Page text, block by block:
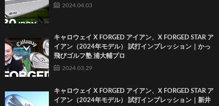
2024.04.03
キャロウェイ X FORGED アイアン、X FORGED STAR ア
イアン（2024年モデル） 試打インプレッション｜かっ
飛びゴルフ塾 浦大輔プロ
2024.03.29
キャロウェイ X FORGED アイアン、X FORGED STAR ア
イアン（2024年モデル） 試打インプレッション｜新井